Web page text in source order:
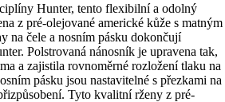
Hunter, tento flexibilní a odolný
z pré-olejované americké kůže s matným
na čele a nosním pásku dokončují
Polstrovaná nánosník je upravena tak,
a zajistila rovnoměrné rozložení tlaku na
pásku jsou nastavitelné s přezkami na
Tyto kvalitní rženy z pré-